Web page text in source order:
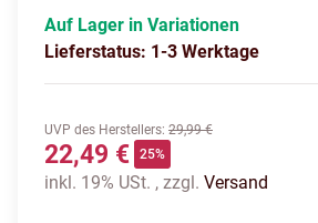
Auf Lager in Variationen
Lieferstatus: 1-3 Werktage
UVP des Herstellers: 29,99 €
22,49 € 25%
inkl. 19% USt. , zzgl. Versand